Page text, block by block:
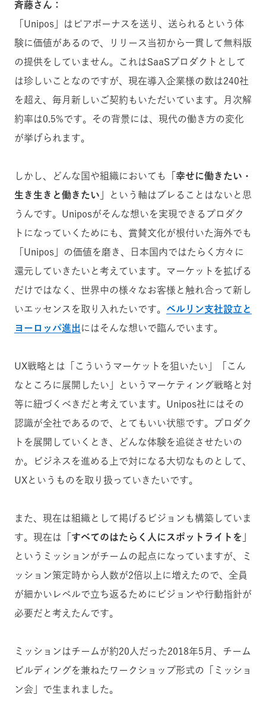
斉藤さん：
「Unipos」はピアボーナスを送り、送られるという体
験に価値があるので、リリース当初から一貫して無料版
の提供をしていません。これはSaaSプロダクトとして
は珍しいことなのですが、現在導入企業様の数は240社
を超え、毎月新しいご契約もいただいています。月次解
約率は0.5%です。その背景には、現代の働き方の変化
が挙げられます。
しかし、どんな国や組織においても
「幸せに働きたい・
生き生きと働きたい」
という軸はブレることはないと思
うんです。Uniposがそんな想いを実現できるプロダク
トになっていくためにも、賞賛文化が根付いた海外でも
「Unipos」の価値を磨き、日本国内ではたらく方々に
還元していきたいと考えています。マーケットを拡げる
だけではなく、世界中の様々なお客様と触れ合って新し
いエッセンスを取り入れたいです。 ベルリン支社設立と
ヨーロッパ進出にはそんな想いで臨んでいます。
UX戦略とは「こういうマーケットを狙いたい」「こん
なところに展開したい」というマーケティング戦略と対
等に紐づくべきだと考えています。Unipos社にはその
認識が全社であるので、とてもいい状態です。プロダク
トを展開していくとき、どんな体験を追従させたいの
か。ビジネスを進める上で対になる大切なものとして、
UXというものを取り扱っていきたいです。
また、現在は組織として掲げるビジョンも構築していま
す。現在は
「すべてのはたらく人にスポットライトを」
というミッションがチームの起点になっていますが、ミ
ッション策定時から人数が2倍以上に増えたので、全員
が細かいレベルで立ち返るためにビジョンや行動指針が
必要だと考えたんです。
ミッションはチームが約20人だった2018年5月、チーム
ビルディングを兼ねたワークショップ形式の「ミッショ
ン会」で生まれました。